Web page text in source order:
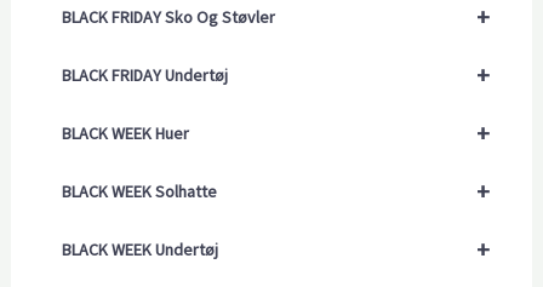
+
BLACK FRIDAY Sko Og Støvler
+
BLACK FRIDAY Undertøj
+
BLACK WEEK Huer
+
BLACK WEEK Solhatte
+
BLACK WEEK Undertøj